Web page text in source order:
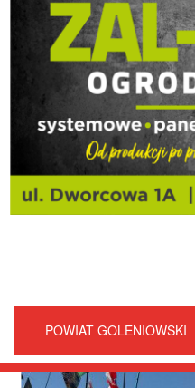
POWIAT GOLENIOWSKI